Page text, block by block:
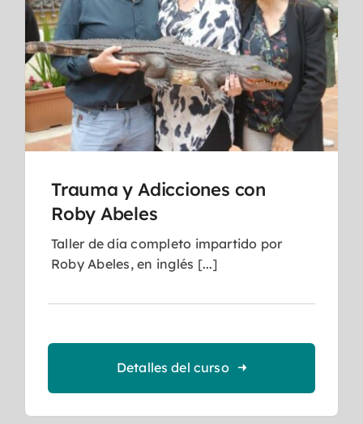
Trauma y Adicciones con
Roby Abeles
Taller de día completo impartido por
Roby Abeles, en inglés [...]
Detalles del curso